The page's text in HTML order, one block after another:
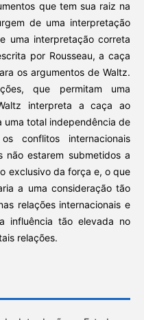
que tem sua raiz na
de uma interpretação
uma interpretação correta
por Rousseau, a caça
os argumentos de Waltz.
que permitam uma
interpreta a caça ao
uma total independência de
conflitos internacionais
estarem submetidos a
exclusivo da força e, o que
a uma consideração tão
relações internacionais e
influência tão elevada no
relações.